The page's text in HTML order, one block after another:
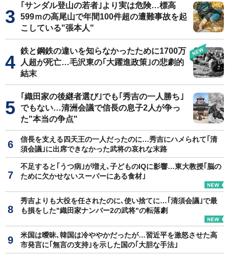
｢サンダル登山の若者｣より実は危険…標高
599ｍの高尾山で年間100件超の遭難事故を起
こしている"張本人"
鉄と鋼鉄の違いを知らなかったために1700万
人超が死亡…毛沢東の｢大躍進政策｣の悲劇的
結末
｢織田家の後継者選び｣でも｢秀吉の一人勝ち｣
でもない…清洲会議で信長の息子2人が争っ
た"本当の争点"
信長を支える四天王の一人だったのに…秀吉にハメられて｢清
須会議｣に出席できなかった武将の哀れな末路
不足すると｢うつ病｣が増え､子どものIQに影響…東大教授｢脳の
ために欠かせないスーパーにある食材｣
秀吉よりも大役を任されたのに､使い捨てに…｢清須会議｣で最
も損をした"織田家ナンバー2の武将"の転落劇
米国は曖昧､韓国は冷ややかだったが…習近平を激怒させた高
市発言に｢無言の支持｣を示した国の｢大胆な手法｣